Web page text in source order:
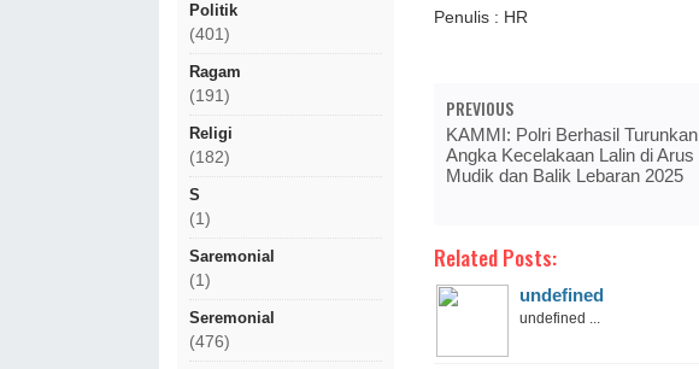
Politik
(401)
Ragam
(191)
Religi
(182)
S
(1)
Saremonial
(1)
Seremonial
(476)
Penulis : HR
PREVIOUS
KAMMI: Polri Berhasil Turunkan
Angka Kecelakaan Lalin di Arus
Mudik dan Balik Lebaran 2025
Related Posts:
undefined
undefined ...